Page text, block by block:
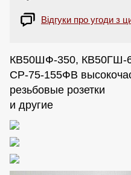
Відгуки про угоди з
КВ50ШФ-350, КВ50ГШ-
СР-75-155ФВ
резьбовые розетки
и другие